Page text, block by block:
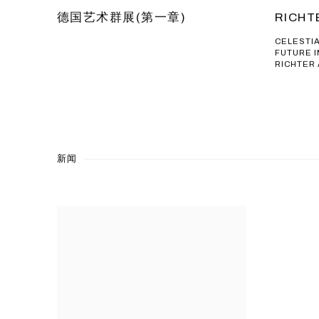
德国艺术群展(第一章)
FUTURE
RICHTER
新闻